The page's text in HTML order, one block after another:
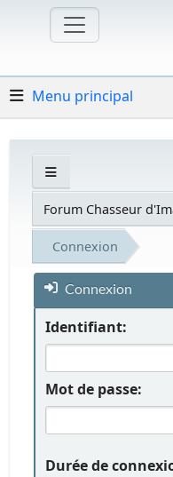
Menu principal
Forum Chasseur
Connexion
Connexion
Identifiant:
Mot de passe:
Durée de